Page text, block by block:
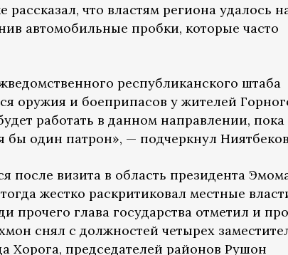
что властям региона удалось
автомобильные пробки, которые часто
республиканского штаба
оружия и боеприпасов у жителей
работать в данном направлении, пока
бы один патрон», — подчеркнул
после визита в область президента
жестко раскритиковал местные
прочего глава государства отметил и
снял с должностей четырех
Хорога, председателей районов Рушон